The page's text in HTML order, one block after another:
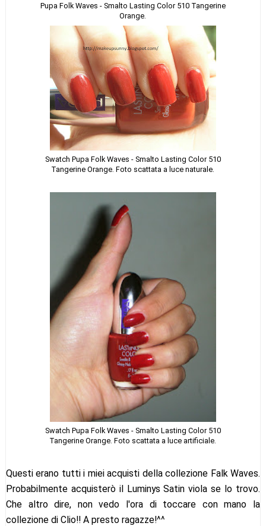
Pupa Folk Waves - Smalto Lasting Color 510 Tangerine
Orange.
Swatch Pupa Folk Waves - Smalto Lasting Color 510
Tangerine Orange. Foto scattata a luce naturale.
Swatch Pupa Folk Waves - Smalto Lasting Color 510
Tangerine Orange. Foto scattata a luce artificiale.
Questi erano tutti i miei acquisti della collezione Falk Waves.
Probabilmente acquisterò il Luminys Satin viola se lo trovo.
Che altro dire, non vedo l'ora di toccare con mano la
collezione di Clio!! A presto ragazze!^^